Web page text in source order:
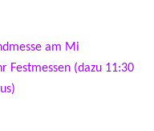
am Mi
Festmessen (dazu 11:30